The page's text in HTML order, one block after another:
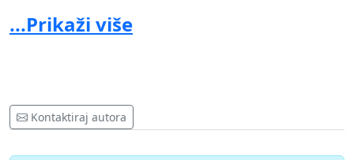
представља опасност јер додатно слаби и онако слаб
болесне и тако их заштити од компликација
изазваних вирусом. Овако, затварањем целе нације у
...Prikaži više
Kontaktiraj autora